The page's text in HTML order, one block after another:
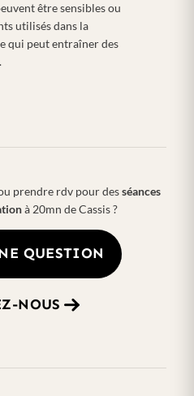
être sensibles ou
utilisés dans la
qui peut entraîner des
prendre rdv pour desséances
à 20mn de Cassis ?
QUESTION
NOUS